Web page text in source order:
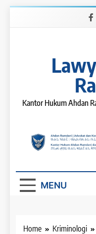
Kantor Hukum Ahdan
MENU
Home
Kriminologi